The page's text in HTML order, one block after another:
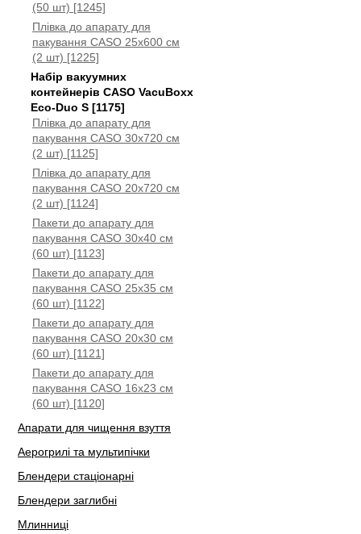
(50 шт) [1245]
Плівка до апарату для
пакування CASO 25x600 см
(2 шт) [1225]
Набір вакуумних
контейнерів CASO VacuBoxx
Eco-Duo S [1175]
Плівка до апарату для
пакування CASO 30x720 см
(2 шт) [1125]
Плівка до апарату для
пакування CASO 20x720 см
(2 шт) [1124]
Пакети до апарату для
пакування CASO 30x40 см
(60 шт) [1123]
Пакети до апарату для
пакування CASO 25x35 см
(60 шт) [1122]
Пакети до апарату для
пакування CASO 20x30 см
(60 шт) [1121]
Пакети до апарату для
пакування CASO 16x23 см
(60 шт) [1120]
Апарати для чищення взуття
Аерогрилі та мультипічки
Блендери стаціонарні
Блендери заглибні
Млинниці